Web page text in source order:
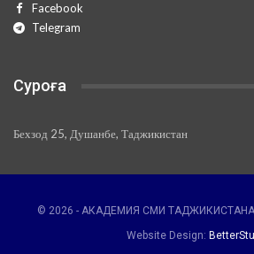
Facebook
Telegram
Суроға
Бехзод 25, Душанбе, Таджикистан
© 2026 - АКАДЕМИЯ СМИ ТАДЖИКИСТАНА.
Website Design: